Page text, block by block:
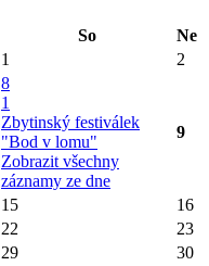
So
Ne
1 2
8
1
Zbytinský festiválek
"Bod v lomu"
Zobrazit všechny
záznamy ze dne
9
15
16
22
23
29 30